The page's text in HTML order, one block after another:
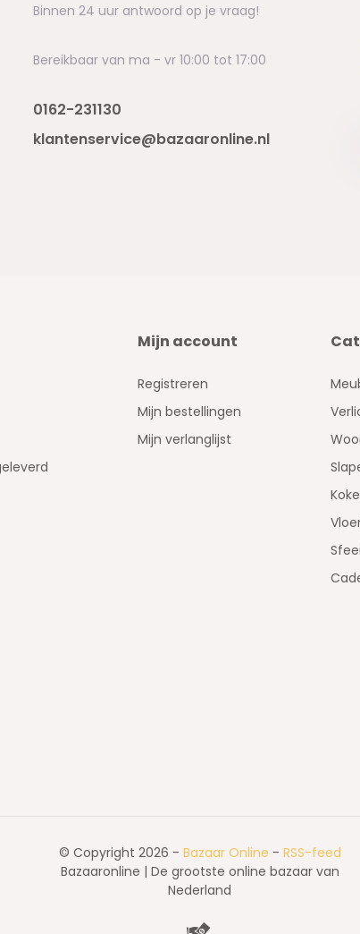
dan wordt u volledig
Binnen 24 uur antwoord op je vraag!
Bereikbaar van ma - vr 10:00 tot 17:00
0162-231130
klantenservice@bazaaronline.nl
Mijn account
Registreren
Mijn bestellingen
Mijn verlanglijst
© Copyright 2026 - Bazaar Online - RSS-feed
Bazaaronline | De grootste online bazaar van
Nederland